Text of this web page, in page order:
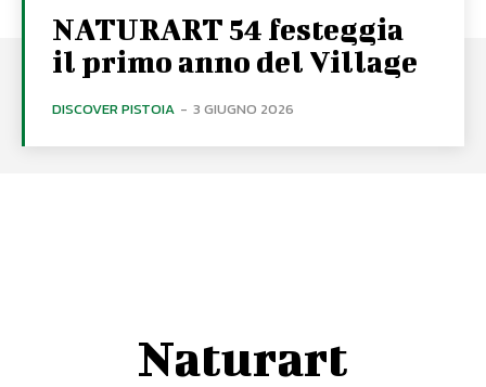
NATURART 54 festeggia
il primo anno del Village
DISCOVER PISTOIA - 3 GIUGNO 2026
Naturart